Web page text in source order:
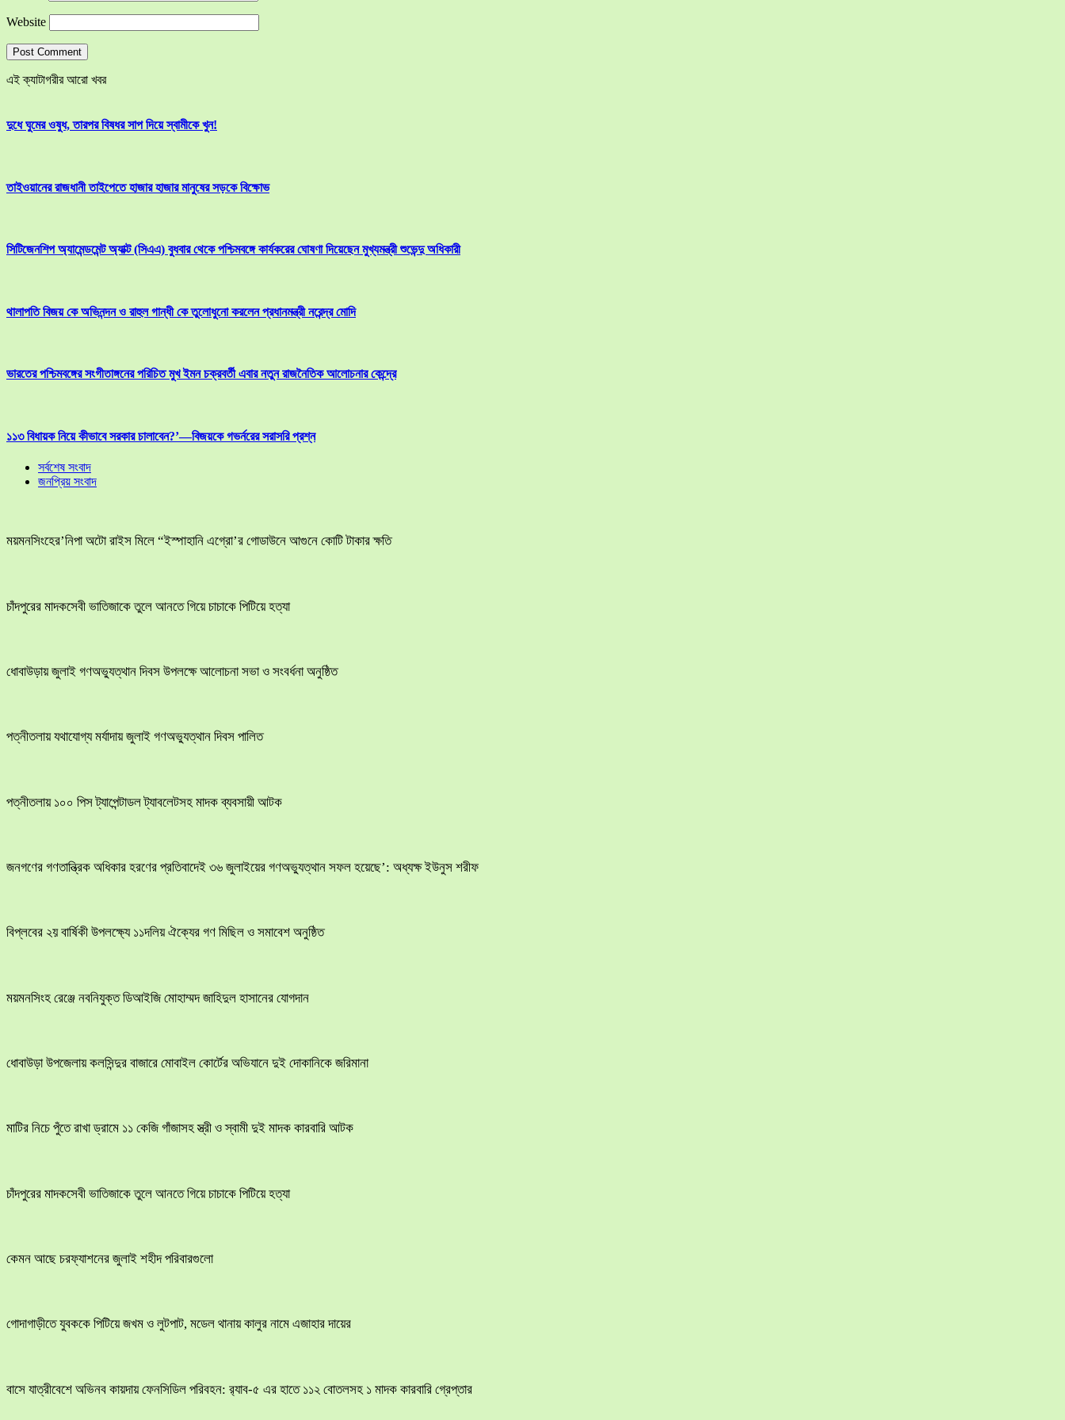
Website
এই ক্যাটাগরীর আরো খবর
দুধে ঘুমের ওষুধ, তারপর বিষধর সাপ দিয়ে স্বামীকে খুন!
তাইওয়ানের রাজধানী তাইপেতে হাজার হাজার মানুষের সড়কে বিক্ষোভ
সিটিজেনশিপ অ্যামেন্ডমেন্ট অ্যাক্ট (সিএএ) বুধবার থেকে পশ্চিমবঙ্গে কার্যকরের ঘোষণা দিয়েছেন মুখ্যমন্ত্রী শুভেন্দু অধিকারী
থালাপতি বিজয় কে অভিনন্দন ও রাহুল গান্ধী কে তুলোধুনো করলেন প্রধানমন্ত্রী নরেন্দ্র মোদি
ভারতের পশ্চিমবঙ্গের সংগীতাঙ্গনের পরিচিত মুখ ইমন চক্রবর্তী এবার নতুন রাজনৈতিক আলোচনার কেন্দ্রে
১১৩ বিধায়ক নিয়ে কীভাবে সরকার চালাবেন?’—বিজয়কে গভর্নরের সরাসরি প্রশ্ন
সর্বশেষ সংবাদ
জনপ্রিয় সংবাদ
ময়মনসিংহের’নিপা অটো রাইস মিলে “ইস্পাহানি এগ্রো’র গোডাউনে আগুনে কোটি টাকার ক্ষতি
চাঁদপুরের মাদকসেবী ভাতিজাকে তুলে আনতে গিয়ে চাচাকে পিটিয়ে হত্যা
ধোবাউড়ায় জুলাই গণঅভ্যুত্থান দিবস উপলক্ষে আলোচনা সভা ও সংবর্ধনা অনুষ্ঠিত
পত্নীতলায় যথাযোগ্য মর্যাদায় জুলাই গণঅভ্যুত্থান দিবস পালিত
পত্নীতলায় ১০০ পিস ট্যাপেন্টাডল ট্যাবলেটসহ মাদক ব্যবসায়ী আটক
জনগণের গণতান্ত্রিক অধিকার হরণের প্রতিবাদেই ৩৬ জুলাইয়ের গণঅভ্যুত্থান সফল হয়েছে’: অধ্যক্ষ ইউনুস শরীফ
বিপ্লবের ২য় বার্ষিকী উপলক্ষ্যে ১১দলিয় ঐক্যের গণ মিছিল ও সমাবেশ অনুষ্ঠিত
ময়মনসিংহ রেঞ্জে নবনিযুক্ত ডিআইজি মোহাম্মদ জাহিদুল হাসানের যোগদান
ধোবাউড়া উপজেলায় কলসিন্দুর বাজারে মোবাইল কোর্টের অভিযানে দুই দোকানিকে জরিমানা
মাটির নিচে পুঁতে রাখা ড্রামে ১১ কেজি গাঁজাসহ স্ত্রী ও স্বামী দুই মাদক কারবারি আটক
চাঁদপুরের মাদকসেবী ভাতিজাকে তুলে আনতে গিয়ে চাচাকে পিটিয়ে হত্যা
কেমন আছে চরফ্যাশনের জুলাই শহীদ পরিবারগুলো
​গোদাগাড়ীতে যুবককে পিটিয়ে জখম ও লুটপাট, মডেল থানায় কালুর নামে এজাহার দায়ের
বাসে যাত্রীবেশে অভিনব কায়দায় ফেনসিডিল পরিবহন: র‍্যাব-৫ এর হাতে ১১২ বোতলসহ ১ মাদক কারবারি গ্রেপ্তার